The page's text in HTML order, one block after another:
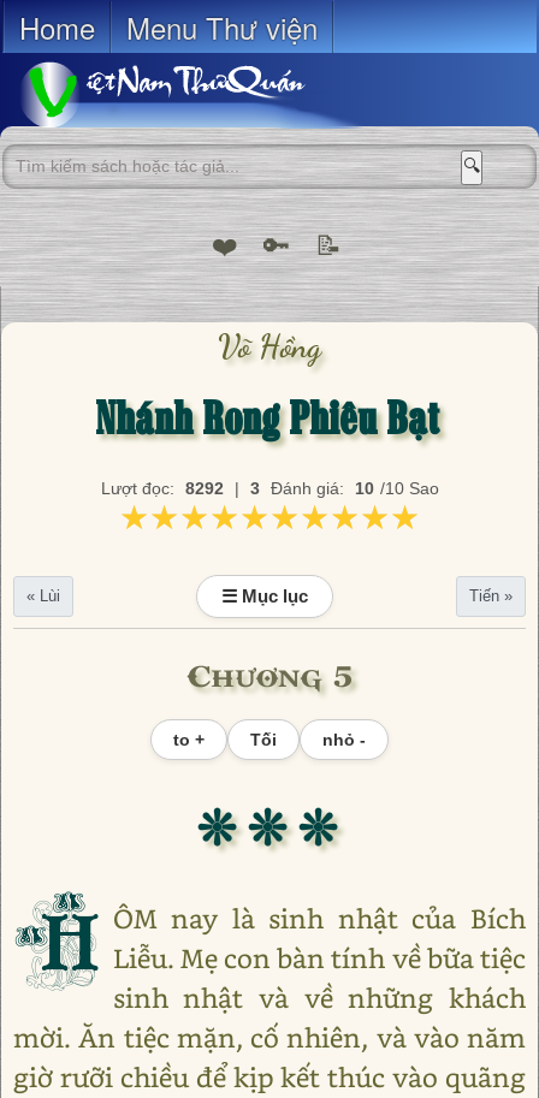
Home Menu Thư viện
🔍
❤️ 🔑 📝
Võ Hồng
Nhánh Rong Phiêu Bạt
Lượt đọc: 8292 | 3 Đánh giá: 10 /10 Sao
★★★★★★★★★★
★★★★★★★★★★
« Lùi ☰ Mục lục Tiến »
Chương 5
to + Tối nhỏ -
❊ ❊ ❊
H ÔM nay là sinh nhật của Bích
Liễu. Mẹ con bàn tính về bữa tiệc
sinh nhật và về những khách
mời. Ăn tiệc mặn, cố nhiên, và vào năm
giờ rưỡi chiều để kịp kết thúc vào quãng